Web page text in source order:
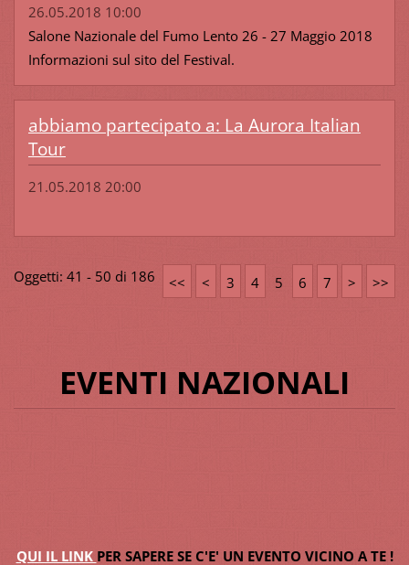
26.05.2018 10:00
Salone Nazionale del Fumo Lento 26 - 27 Maggio 2018
Informazioni sul sito del Festival.
abbiamo partecipato a: La Aurora Italian
Tour
21.05.2018 20:00
Oggetti: 41 - 50 di 186 << < 3 4 5 6 7 > >>
EVENTI NAZIONALI
QUI IL LINK PER SAPERE SE C'E' UN EVENTO VICINO A TE !